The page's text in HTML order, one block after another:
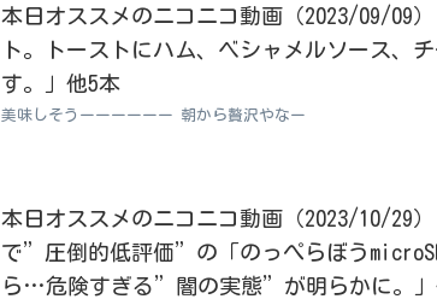
本日オススメのニコニコ動画（2023/09/09
ト。トーストにハム、ベシャメルソース、
す。」他5本
美味しそうーーーーーー 朝から贅沢やなー
本日オススメのニコニコ動画（2023/10/29
で”圧倒的低評価”の「のっぺらぼう
ら…危険すぎる”闇の実態”が明らかに。」